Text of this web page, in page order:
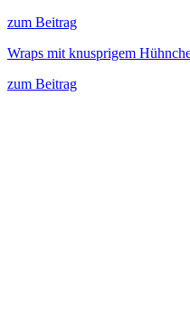
zum Beitrag
Wraps mit knusprigem
zum Beitrag